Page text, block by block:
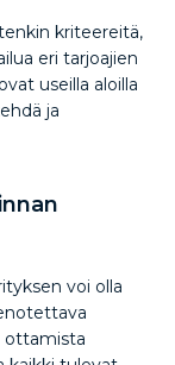
kriteereitä,
eri tarjoajien
useilla aloilla
ja
voi olla
ottamista